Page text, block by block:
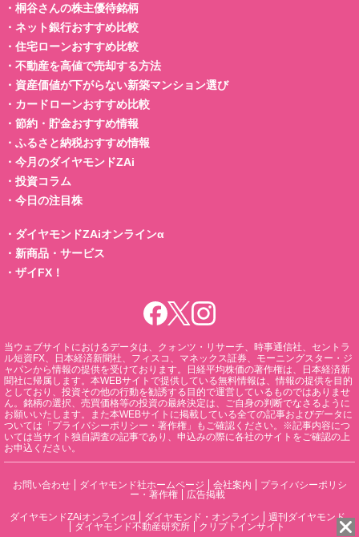
・ 桐谷さんの株主優待銘柄
・ ネット銀行おすすめ比較
・ 住宅ローンおすすめ比較
・ 不動産を高値で売却する方法
・ 資産価値が下がらない新築マンション選び
・ カードローンおすすめ比較
・ 節約・貯金おすすめ情報
・ ふるさと納税おすすめ情報
・ 今月のダイヤモンドZAi
・ 投資コラム
・ 今日の注目株
・ ダイヤモンドZAiオンラインα
・ 新商品・サービス
・ ザイFX！
当ウェブサイトにおけるデータは、クォンツ・リサーチ、時事通信社、セントラ
ル短資FX、日本経済新聞社、フィスコ、マネックス証券、モーニングスター・ジ
ャパンから情報の提供を受けております。日経平均株価の著作権は、日本経済新
聞社に帰属します。本WEBサイトで提供している無料情報は、情報の提供を目的
としており、投資その他の行動を勧誘する目的で運営しているものではありませ
ん。銘柄の選択、売買価格等の投資の最終決定は、ご自身の判断でなさるように
お願いいたします。また本WEBサイトに掲載している全ての記事およびデータに
ついては「プライバシーポリシー・著作権」もご確認ください。※記事内容につ
いては当サイト独自調査の記事であり、申込みの際に各社のサイトをご確認の上
お申込ください。
お問い合わせ ダイヤモンド社ホームページ 会社案内
プライバシーポリシ
ー・著作権
広告掲載
ダイヤモンドZAiオンラインα
ダイヤモンド・オンライン
週刊ダイヤモンド
ダイヤモンド不動産研究所
クリプトインサイト